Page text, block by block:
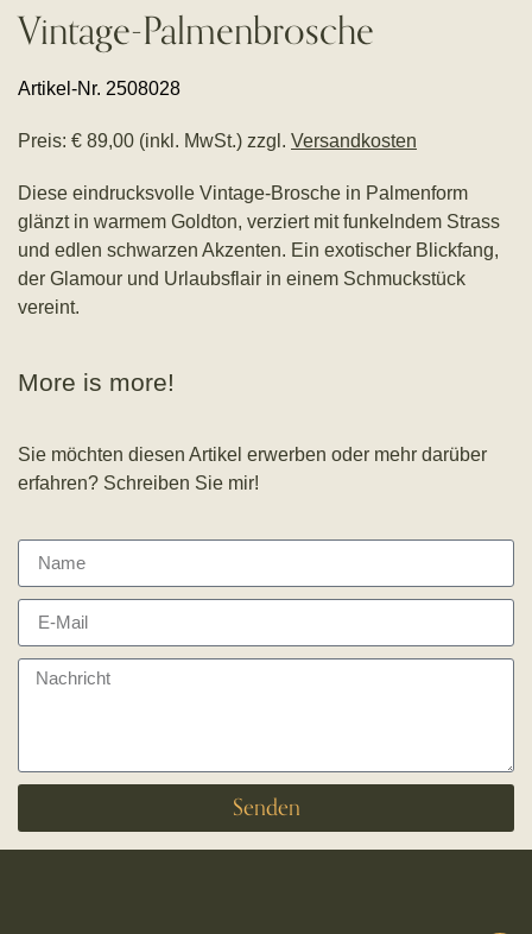
Vintage-Palmenbrosche
Artikel-Nr. 2508028
Preis: € 89,00 (inkl. MwSt.) zzgl. Versandkosten
Diese eindrucksvolle Vintage-Brosche in Palmenform
glänzt in warmem Goldton, verziert mit funkelndem Strass
und edlen schwarzen Akzenten. Ein exotischer Blickfang,
der Glamour und Urlaubsflair in einem Schmuckstück
vereint.
More is more!
Sie möchten diesen Artikel erwerben oder mehr darüber
erfahren? Schreiben Sie mir!
Senden